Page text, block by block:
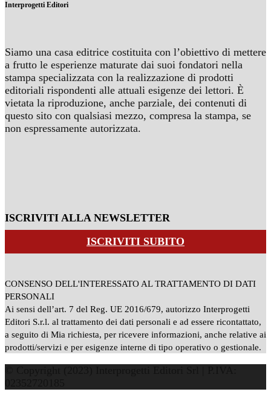
Interprogetti Editori
Siamo una casa editrice costituita con l’obiettivo di mettere
a frutto le esperienze maturate dai suoi fondatori nella
stampa specializzata con la realizzazione di prodotti
editoriali rispondenti alle attuali esigenze dei lettori. È
vietata la riproduzione, anche parziale, dei contenuti di
questo sito con qualsiasi mezzo, compresa la stampa, se
non espressamente autorizzata.
ISCRIVITI ALLA NEWSLETTER
ISCRIVITI SUBITO
CONSENSO DELL'INTERESSATO AL TRATTAMENTO DI DATI
PERSONALI
Ai sensi dell’art. 7 del Reg. UE 2016/679, autorizzo Interprogetti
Editori S.r.l. al trattamento dei dati personali e ad essere ricontattato,
a seguito di Mia richiesta, per ricevere informazioni, anche relative ai
prodotti/servizi e per esigenze interne di tipo operativo o gestionale.